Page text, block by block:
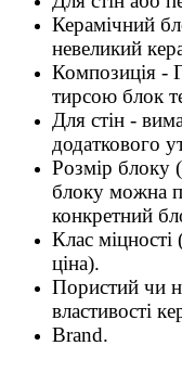
Керамічний
невеликий
Композиція -
тирсою блок
Для стін -
додаткового
Розмір блоку
блоку можна
конкретний
Клас
ціна).
Пористий чи
властивості
Brand.